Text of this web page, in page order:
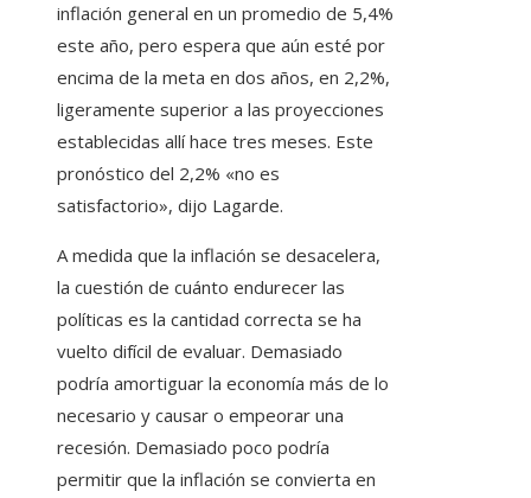
inflación general en un promedio de 5,4%
este año, pero espera que aún esté por
encima de la meta en dos años, en 2,2%,
ligeramente superior a las proyecciones
establecidas allí hace tres meses. Este
pronóstico del 2,2% «no es
satisfactorio», dijo Lagarde.
A medida que la inflación se desacelera,
la cuestión de cuánto endurecer las
políticas es la cantidad correcta se ha
vuelto difícil de evaluar. Demasiado
podría amortiguar la economía más de lo
necesario y causar o empeorar una
recesión. Demasiado poco podría
permitir que la inflación se convierta en